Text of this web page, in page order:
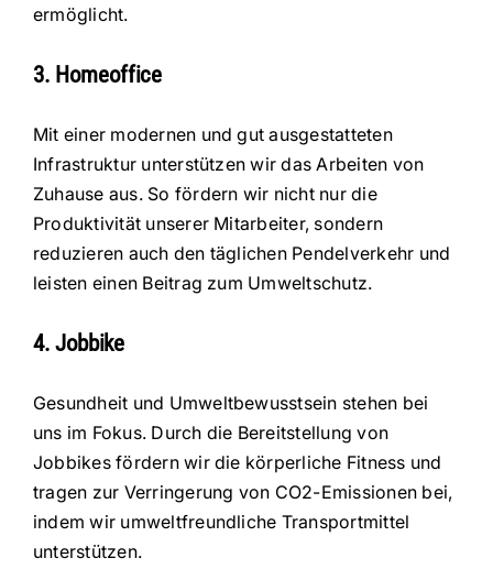
ermöglicht.
3. Homeoffice
Mit einer modernen und gut ausgestatteten
Infrastruktur unterstützen wir das Arbeiten von
Zuhause aus. So fördern wir nicht nur die
Produktivität unserer Mitarbeiter, sondern
reduzieren auch den täglichen Pendelverkehr und
leisten einen Beitrag zum Umweltschutz.
4. Jobbike
Gesundheit und Umweltbewusstsein stehen bei
uns im Fokus. Durch die Bereitstellung von
Jobbikes fördern wir die körperliche Fitness und
tragen zur Verringerung von CO2-Emissionen bei,
indem wir umweltfreundliche Transportmittel
unterstützen.